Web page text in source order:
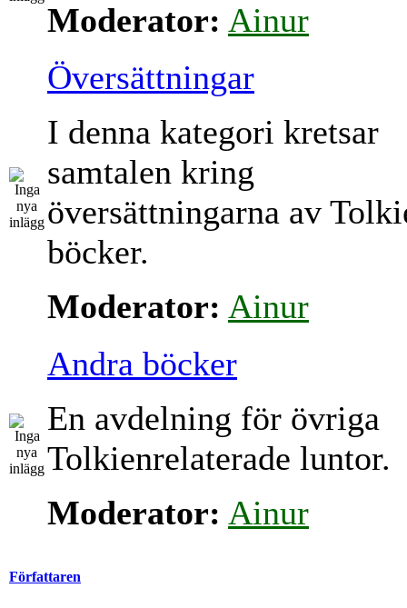
Moderator: Ainur
Översättningar
I denna kategori kretsar
samtalen kring
översättningarna av
böcker.
Moderator: Ainur
Andra böcker
En avdelning för övriga
Tolkienrelaterade luntor.
Moderator: Ainur
Författaren